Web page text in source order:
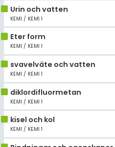
Urin och vatten
KEMI / KEMI 1
Eter form
KEMI / KEMI 1
svavelväte och vatten
KEMI / KEMI 1
diklordifluormetan
KEMI / KEMI 1
kisel och kol
KEMI / KEMI 1